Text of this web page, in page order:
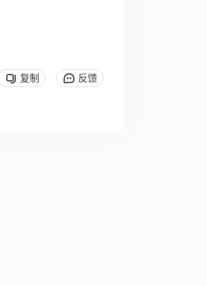
复制 反馈